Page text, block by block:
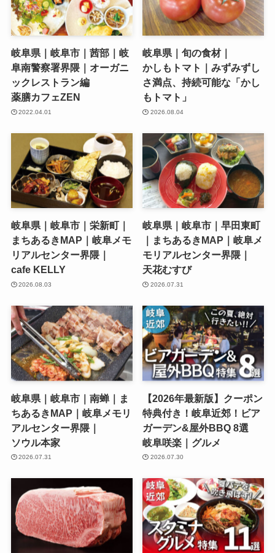
岐阜県｜岐阜市｜茜部｜岐
阜南警察署界隈｜オーガニ
ックレストラン編
薬膳カフェZEN
2022.04.01
岐阜県｜旬の食材｜
かしもトマト｜みずみずし
さ満点、持続可能な「かし
もトマト」
2026.08.04
岐阜県｜岐阜市｜栄新町｜
まちあるきMAP｜岐阜メモ
リアルセンター界隈｜
cafe KELLY
2026.08.03
岐阜県｜岐阜市｜早田東町
｜まちあるきMAP｜岐阜メ
モリアルセンター界隈｜
天花むすび
2026.07.31
岐阜県｜岐阜市｜南蝉｜ま
ちあるきMAP｜岐阜メモリ
アルセンター界隈｜
ソウル本家
2026.07.31
【2026年最新版】クーポン
特典付き！岐阜近郊！ビア
ガーデン&屋外BBQ 8選
岐阜咲楽｜グルメ
2026.07.30